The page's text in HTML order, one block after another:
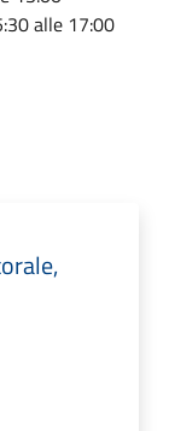
alle 17:00